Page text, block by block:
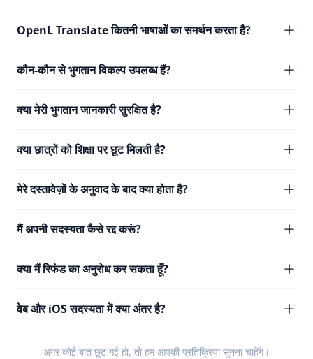
OpenL Translate कितनी भाषाओं का समर्थन करता है?
कौन-कौन से भुगतान विकल्प उपलब्ध हैं?
क्या मेरी भुगतान जानकारी सुरक्षित है?
क्या छात्रों को शिक्षा पर छूट मिलती है?
मेरे दस्तावेज़ों के अनुवाद के बाद क्या होता है?
मैं अपनी सदस्यता कैसे रद्द करूं?
क्या मैं रिफंड का अनुरोध कर सकता हूँ?
वेब और iOS सदस्यता में क्या अंतर है?
अगर कोई बात छूट गई हो, तो हम आपकी प्रतिक्रिया सुनना चाहेंगे।